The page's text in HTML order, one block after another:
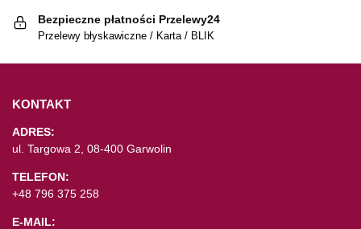
Bezpieczne płatności Przelewy24
Przelewy błyskawiczne / Karta / BLIK
KONTAKT
ADRES:
ul. Targowa 2, 08-400 Garwolin
TELEFON:
+48 796 375 258
E-MAIL: